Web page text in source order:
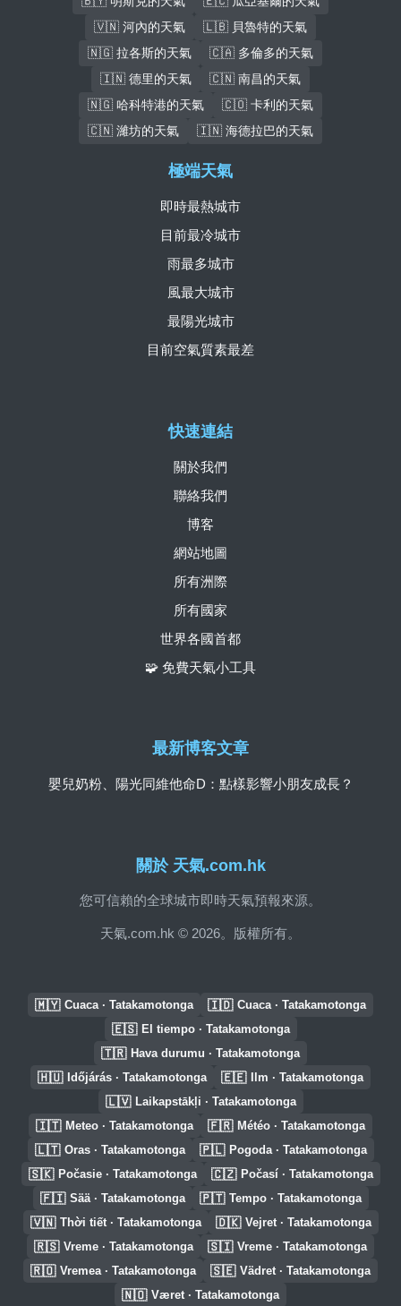
🇻🇳 河內的天氣
🇱🇧 貝魯特的天氣
🇳🇬 拉各斯的天氣
🇨🇦 多倫多的天氣
🇮🇳 德里的天氣
🇨🇳 南昌的天氣
🇳🇬 哈科特港的天氣
🇨🇴 卡利的天氣
🇨🇳 濰坊的天氣
🇮🇳 海德拉巴的天氣
關於 天氣.com.hk
您可信賴的全球城市即時天氣預報來源。
天氣.com.hk © 2026。版權所有。
快速連結
關於我們
聯絡我們
博客
網站地圖
所有洲際
所有國家
世界各國首都
🧩 免費天氣小工具
極端天氣
即時最熱城市
目前最冷城市
雨最多城市
風最大城市
最陽光城市
目前空氣質素最差
最新博客文章
嬰兒奶粉、陽光同維他命D：點樣影響小朋友成長？
🇲🇾 Cuaca · Tatakamotonga 🇮🇩 Cuaca · Tatakamotonga
🇪🇸 El tiempo · Tatakamotonga
🇹🇷 Hava durumu · Tatakamotonga
🇭🇺 Időjárás · Tatakamotonga 🇪🇪 Ilm · Tatakamotonga
🇱🇻 Laikapstākļi · Tatakamotonga
🇮🇹 Meteo · Tatakamotonga 🇫🇷 Météo · Tatakamotonga
🇱🇹 Oras · Tatakamotonga 🇵🇱 Pogoda · Tatakamotonga
🇸🇰 Počasie · Tatakamotonga 🇨🇿 Počasí · Tatakamotonga
🇫🇮 Sää · Tatakamotonga 🇵🇹 Tempo · Tatakamotonga
🇻🇳 Thời tiết · Tatakamotonga 🇩🇰 Vejret · Tatakamotonga
🇷🇸 Vreme · Tatakamotonga 🇸🇮 Vreme · Tatakamotonga
🇷🇴 Vremea · Tatakamotonga 🇸🇪 Vädret · Tatakamotonga
🇳🇴 Været · Tatakamotonga